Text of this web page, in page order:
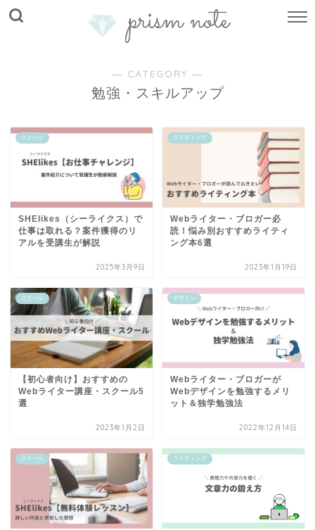
― CATEGORY ―
勉強・スキルアップ
スクール
SHElikes（シーライクス）で
仕事は取れる？案件獲得のリ
アルを受講生が解説
2025年3月9日
ライティング
Webライター・ブロガー必
読！悩み別おすすめライティ
ング本6選
2023年1月19日
スクール
【初心者向け】おすすめの
Webライター講座・スクール5
選
2023年1月2日
デザイン
Webライター・ブロガーが
Webデザインを勉強するメリ
ット＆独学勉強法
2022年12月14日
スクール ライティング